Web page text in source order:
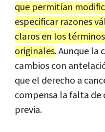
que permitían
especificar razones
claros en los
originales. Aunque la
cambios con
que el derecho a
compensa la falta
previa.